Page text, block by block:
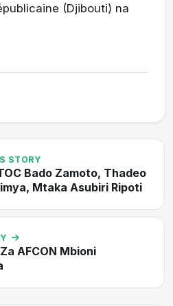
(Djibouti) na
STORY
Bado Zamoto, Thadeo
Mtaka Asubiri Ripoti
AFCON Mbioni